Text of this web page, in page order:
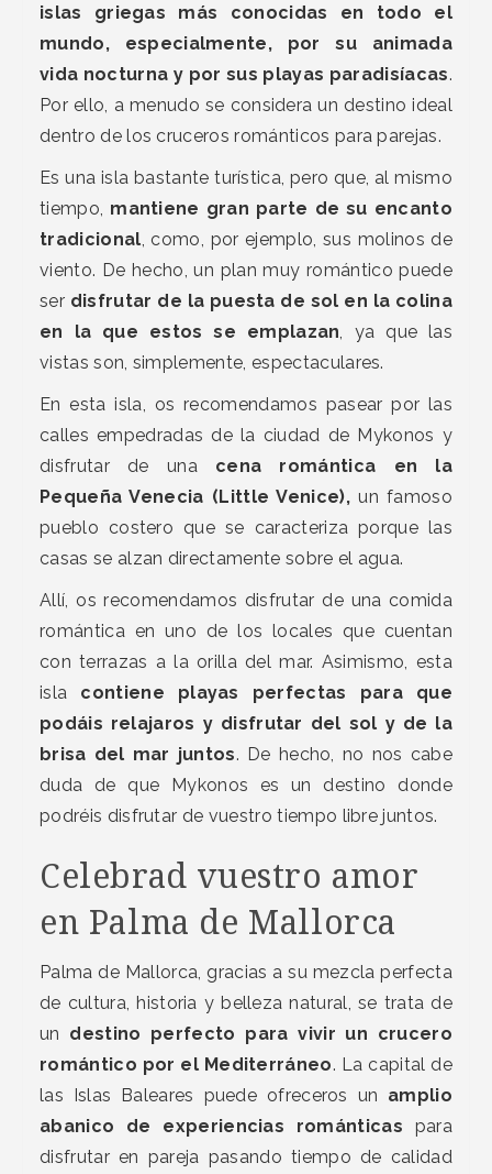
islas griegas más conocidas en todo el
mundo, especialmente, por su animada
vida nocturna y por sus playas paradisíacas.
Por ello, a menudo se considera un destino ideal
dentro de los cruceros románticos para parejas.
Es una isla bastante turística, pero que, al mismo
tiempo, mantiene gran parte de su encanto
tradicional , como, por ejemplo, sus molinos de
viento. De hecho, un plan muy romántico puede
ser disfrutar de la puesta de sol en la colina
en la que estos se emplazan , ya que las
vistas son, simplemente, espectaculares.
En esta isla, os recomendamos pasear por las
calles empedradas de la ciudad de Mykonos y
disfrutar de una cena romántica en la
Pequeña Venecia (Little Venice),un famoso
pueblo costero que se caracteriza porque las
casas se alzan directamente sobre el agua.
Allí, os recomendamos disfrutar de una comida
romántica en uno de los locales que cuentan
con terrazas a la orilla del mar. Asimismo, esta
isla contiene playas perfectas para que
podáis relajaros y disfrutar del sol y de la
brisa del mar juntos. De hecho, no nos cabe
duda de que Mykonos es un destino donde
podréis disfrutar de vuestro tiempo libre juntos.
Celebrad vuestro amor
en Palma de Mallorca
Palma de Mallorca, gracias a su mezcla perfecta
de cultura, historia y belleza natural, se trata de
un destino perfecto para vivir un crucero
romántico por el Mediterráneo. La capital de
las Islas Baleares puede ofreceros un amplio
abanico de experiencias románticas para
disfrutar en pareja pasando tiempo de calidad